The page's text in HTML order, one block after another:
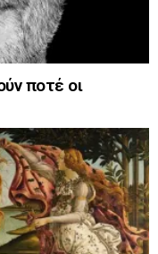
ποτέ οι